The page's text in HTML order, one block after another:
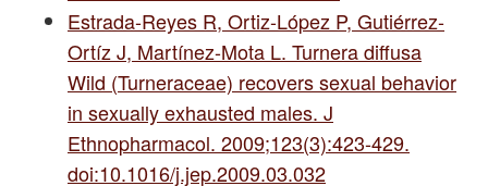
Estrada-Reyes R, Ortiz-López P, Gutiérrez-
Ortíz J, Martínez-Mota L. Turnera diffusa
Wild (Turneraceae) recovers sexual behavior
in sexually exhausted males. J
Ethnopharmacol. 2009;123(3):423-429.
doi:10.1016/j.jep.2009.03.032